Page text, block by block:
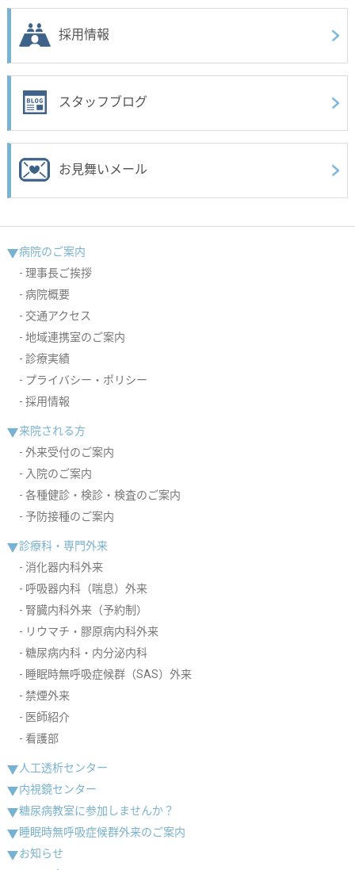
採用情報
スタッフブログ
お見舞いメール
病院のご案内
理事長ご挨拶
病院概要
交通アクセス
地域連携室のご案内
診療実績
プライバシー・ポリシー
採用情報
来院される方
外来受付のご案内
入院のご案内
各種健診・検診・検査のご案内
予防接種のご案内
診療科・専門外来
消化器内科外来
呼吸器内科（喘息）外来
腎臓内科外来（予約制）
リウマチ・膠原病内科外来
糖尿病内科・内分泌内科
睡眠時無呼吸症候群（SAS）外来
禁煙外来
医師紹介
看護部
人工透析センター
内視鏡センター
糖尿病教室に参加しませんか？
睡眠時無呼吸症候群外来のご案内
お知らせ